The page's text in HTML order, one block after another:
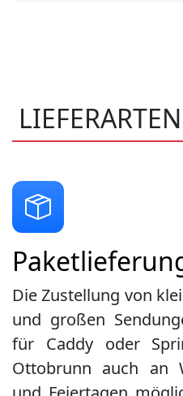
Die Zustellung von
und großen
für Caddy oder
Ottobrunn auch an